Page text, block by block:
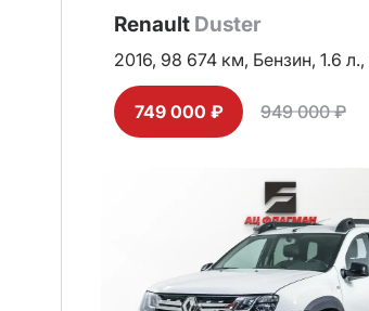
Renault Duster
2016, 98 674 км, Бензин, 1.6 л.,
749 000 ₽ 949 000 ₽